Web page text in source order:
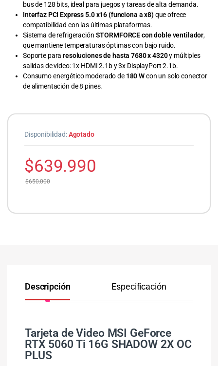
bus de 128 bits, ideal para juegos y tareas de alta demanda.
Interfaz PCI Express 5.0 x16 (funciona a x8) que ofrece
compatibilidad con las últimas plataformas.
Sistema de refrigeración STORMFORCE con doble ventilador,
que mantiene temperaturas óptimas con bajo ruido.
Soporte pararesoluciones de hasta 7680 x 4320y múltiples
salidas de video: 1x HDMI 2.1b y 3x DisplayPort 2.1b.
Consumo energético moderado de 180 Wcon un solo conector
de alimentación de 8 pines.
Disponibilidad:Agotado
$639.990
$650.000
Descripción Especificación
Tarjeta de Video MSI GeForce
RTX 5060 Ti 16G SHADOW 2X OC
PLUS